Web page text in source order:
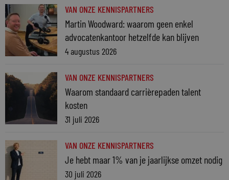
VAN ONZE KENNISPARTNERS
Martin Woodward: waarom geen enkel
advocatenkantoor hetzelfde kan blijven
4 augustus 2026
VAN ONZE KENNISPARTNERS
Waarom standaard carrièrepaden talent
kosten
31 juli 2026
VAN ONZE KENNISPARTNERS
Je hebt maar 1% van je jaarlijkse omzet nodig
30 juli 2026